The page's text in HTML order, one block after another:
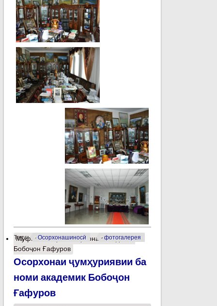
Tags: Осорхонашиносӣ фотогалерея
Муфассалтаро Осорхонаи академик
Бобоҷон Ғафуров
Осорхонаи ҷумҳуриявии ба
номи академик Бобоҷон
Ғафуров